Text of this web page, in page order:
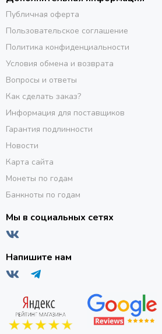
Публичная оферта
Пользовательское соглашение
Политика конфиденциальности
Условия обмена и возврата
Вопросы и ответы
Как сделать заказ?
Информация для поставщиков
Гарантия подлинности
Новости
Карта сайта
Монеты по годам
Банкноты по годам
Мы в социальных сетях
Напишите нам